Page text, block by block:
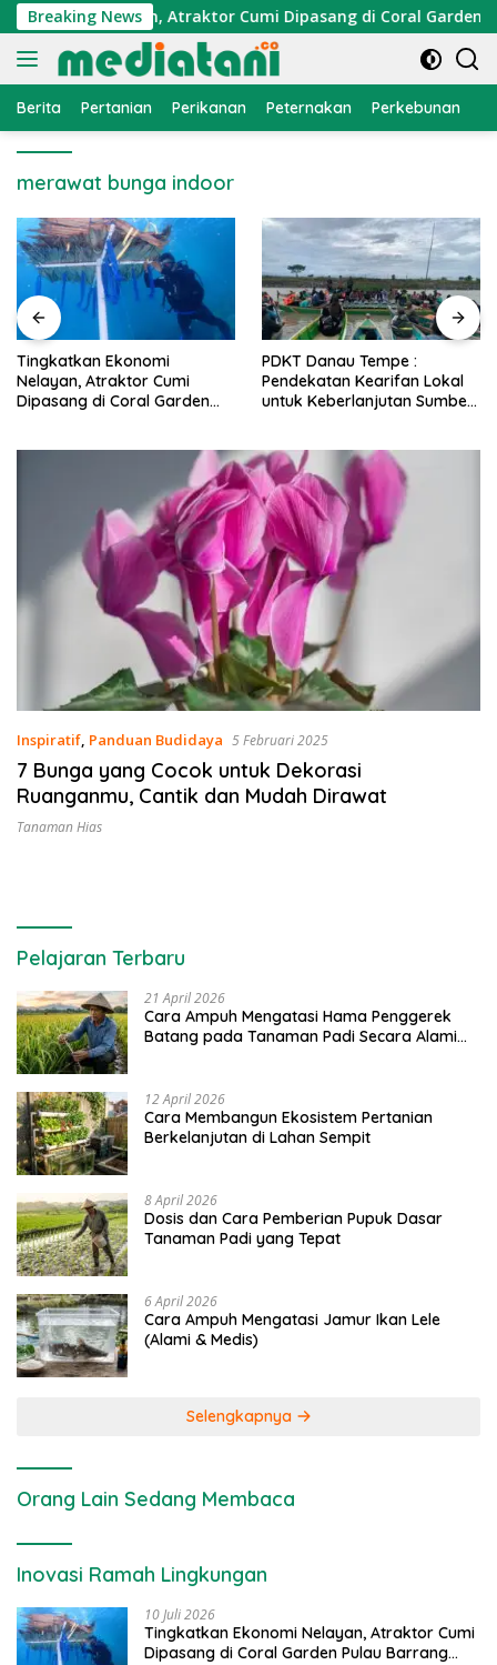
Langsung
ke
konten
Breaking News
Nelayan, Atraktor Cumi Dipasang di Coral Garden
Berita Pertanian Perikanan Peternakan Perkebunan
merawat bunga indoor
PDKT Danau Tempe :
Pendekatan Kearifan Lokal
untuk Keberlanjutan Sumber
Cara Mengatasi Penyakit
PMK pada Sapi Perah Secara
Alami dan Medis
Inspiratif, Panduan Budidaya 5 Februari 2025
7 Bunga yang Cocok untuk Dekorasi
Ruanganmu, Cantik dan Mudah Dirawat
Tanaman Hias
Pelajaran Terbaru
21 April 2026
Cara Ampuh Mengatasi Hama Penggerek
Batang pada Tanaman Padi Secara Alami
12 April 2026
Cara Membangun Ekosistem Pertanian
Berkelanjutan di Lahan Sempit
8 April 2026
Dosis dan Cara Pemberian Pupuk Dasar
Tanaman Padi yang Tepat
6 April 2026
Cara Ampuh Mengatasi Jamur Ikan Lele
(Alami & Medis)
Selengkapnya
Orang Lain Sedang Membaca
Inovasi Ramah Lingkungan
10 Juli 2026
Tingkatkan Ekonomi Nelayan, Atraktor Cumi
Dipasang di Coral Garden Pulau Barrang